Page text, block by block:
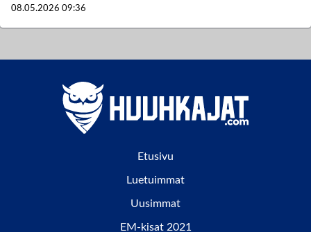
08.05.2026 09:36
Etusivu
Luetuimmat
Uusimmat
EM-kisat 2021